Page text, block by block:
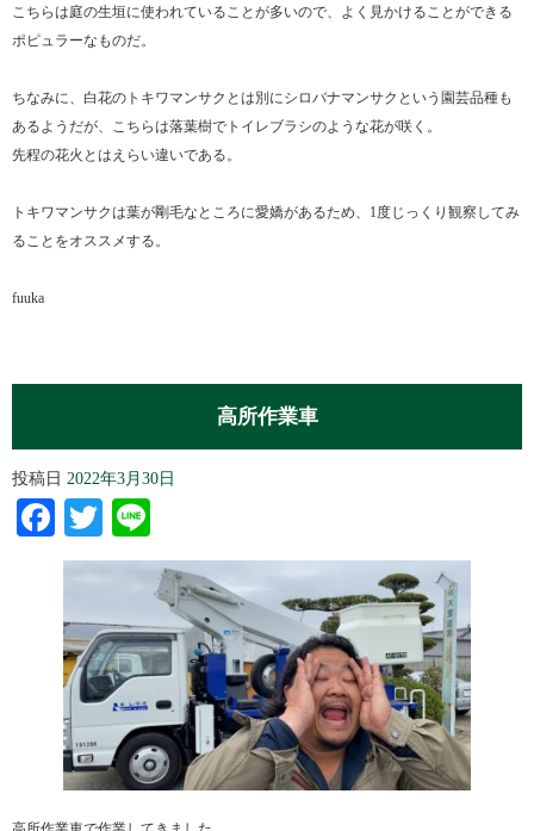
こちらは庭の生垣に使われていることが多いので、よく見かけることができる
ポピュラーなものだ。
ちなみに、白花のトキワマンサクとは別にシロバナマンサクという園芸品種も
あるようだが、こちらは落葉樹でトイレブラシのような花が咲く。
先程の花火とはえらい違いである。
トキワマンサクは葉が剛毛なところに愛嬌があるため、1度じっくり観察してみ
ることをオススメする。
fuuka
高所作業車
投稿日 2022年3月30日
Facebook
Twitter